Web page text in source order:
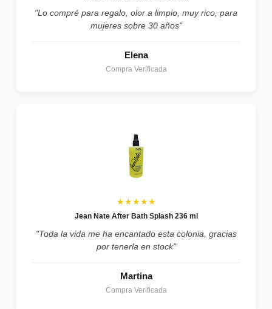
"Lo compré para regalo, olor a limpio, muy rico, para
mujeres sobre 30 años"
Elena
Compra Verificada
★★★★★
Jean Nate After Bath Splash 236 ml
"Toda la vida me ha encantado esta colonia, gracias
por tenerla en stock"
Martina
Compra Verificada